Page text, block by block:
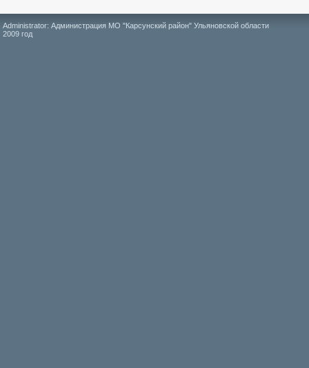
Administrator: Администрация МО "Карсунский район" Ульяновской области
2009 год